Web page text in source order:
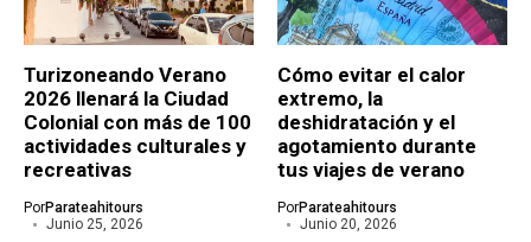
Turizoneando Verano
2026 llenará la Ciudad
Colonial con más de 100
actividades culturales y
recreativas
PorParateahitours
Junio 25, 2026
Cómo evitar el calor
extremo, la
deshidratación y el
agotamiento durante
tus viajes de verano
PorParateahitours
Junio 20, 2026